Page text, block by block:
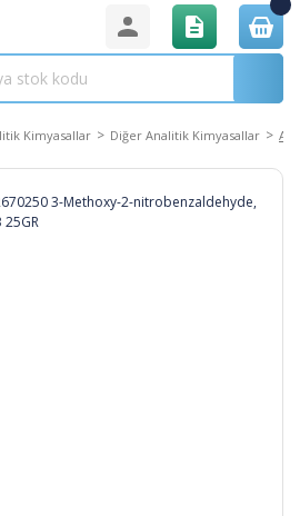
Kimyasallar Diğer Analitik Kimyasallar